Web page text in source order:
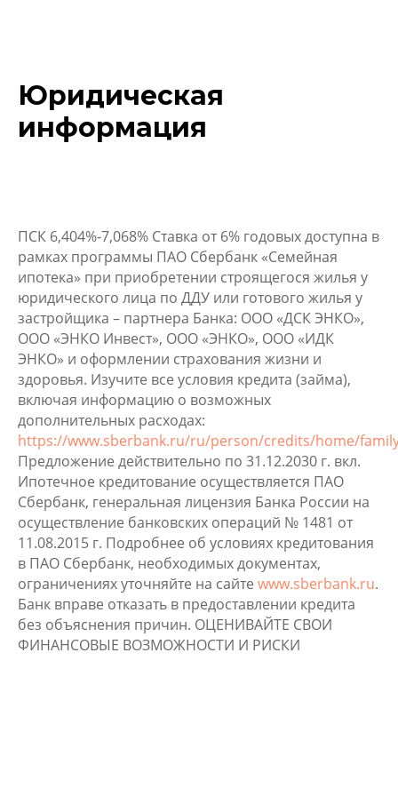
Юридическая
информация
ПСК 6,404%-7,068% Ставка от 6% годовых доступна в
рамках программы ПАО Сбербанк «Семейная
ипотека» при приобретении строящегося жилья у
юридического лица по ДДУ или готового жилья у
застройщика – партнера Банка: ООО «ДСК ЭНКО»,
ООО «ЭНКО Инвест», ООО «ЭНКО», ООО «ИДК
ЭНКО» и оформлении страхования жизни и
здоровья. Изучите все условия кредита (займа),
включая информацию о возможных
дополнительных расходах:
https://www.sberbank.ru/ru/person/credits/home/
Предложение действительно по 31.12.2030 г. вкл.
Ипотечное кредитование осуществляется ПАО
Сбербанк, генеральная лицензия Банка России на
осуществление банковских операций № 1481 от
11.08.2015 г. Подробнее об условиях кредитования
в ПАО Сбербанк, необходимых документах,
ограничениях уточняйте на сайте www.sberbank.ru.
Банк вправе отказать в предоставлении кредита
без объяснения причин. ОЦЕНИВАЙТЕ СВОИ
ФИНАНСОВЫЕ ВОЗМОЖНОСТИ И РИСКИ